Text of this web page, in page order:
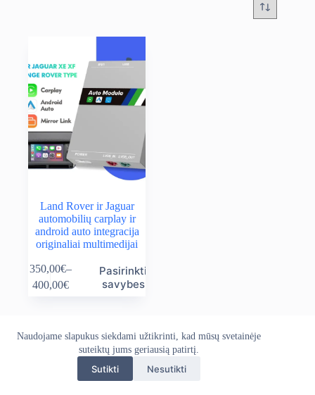
Naudojame slapukus siekdami užtikrinti, kad mūsų svetainėje
suteiktų jums geriausią patirtį.
Sutikti Nesutikti
Land Rover ir Jaguar
automobilių carplay ir
android auto integracija
originaliai multimedijai
350,00€–
400,00€
Price
400,00€
Pasirinkti
savybes
This
product
The
optionsApie mus Grąžinimo politika
Kontaktai
Pristatymo politika
Privatumo politika
Sąlygos ir taisyklės
Autoekranas.lt © 2026 - Visos teisės saugomos. Kopijuoti,